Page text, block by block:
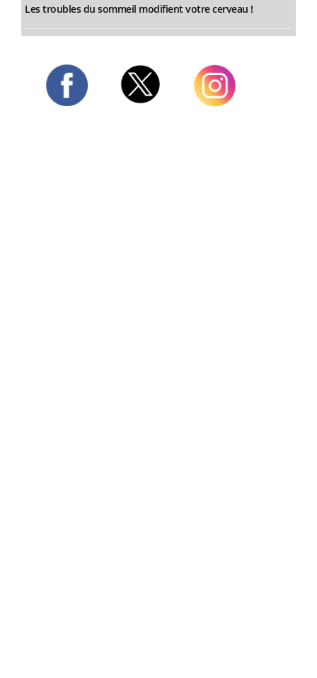
Les troubles du sommeil modifient votre cerveau !